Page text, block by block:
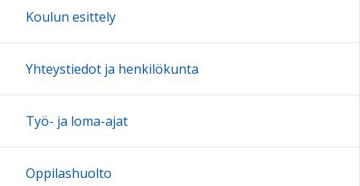
18:00
19:00
Koulun esittely
Yhteystiedot ja henkilökunta
Työ- ja loma-ajat
Oppilashuolto